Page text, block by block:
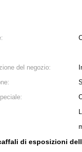
del negozio:
di esposizioni